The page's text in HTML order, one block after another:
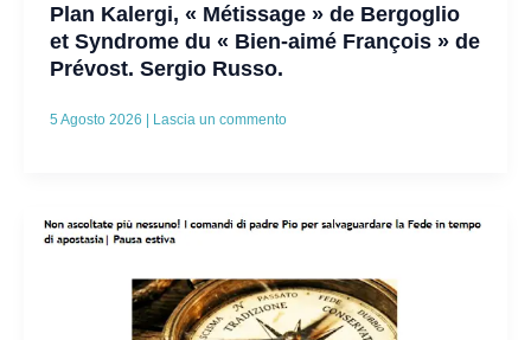
Plan Kalergi, « Métissage » de Bergoglio
et Syndrome du « Bien-aimé François » de
Prévost. Sergio Russo.
5 Agosto 2026 | Lascia un commento